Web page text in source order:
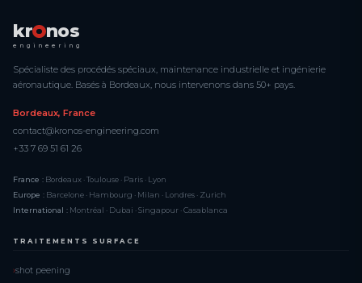
kr nos
engineering
Spécialiste des procédés spéciaux, maintenance industrielle et ingénierie
aéronautique. Basés à Bordeaux, nous intervenons dans 50+ pays.
Bordeaux, France
contact@kronos-engineering.com
+33 7 69 51 61 26
France : Bordeaux · Toulouse · Paris · Lyon
Europe : Barcelone · Hambourg · Milan · Londres · Zurich
International : Montréal · Dubai · Singapour · Casablanca
TRAITEMENTS SURFACE
shot peening